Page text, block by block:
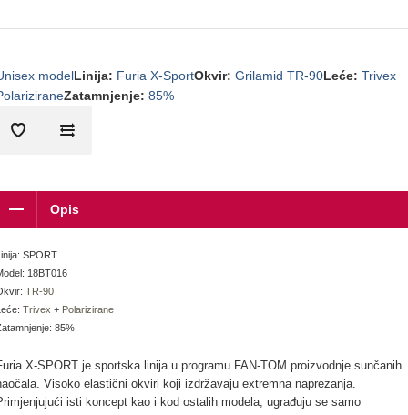
modelLinija: Furia X-SportOkvir: Grilamid TR-90Leće: Trivex
Zatamnjenje: 85%
Opis
SPORT
18BT016
TR-90
Trivex + Polarizirane
85%
X-SPORT je sportska linija u programu FAN-TOM proizvodnje sunčanih
Visoko elastični okviri koji izdržavaju extremna naprezanja.
isti koncept kao i kod ostalih modela, ugrađuju se samo